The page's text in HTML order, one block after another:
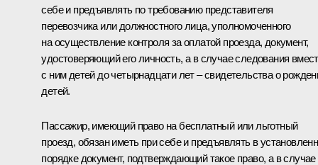
себе и предъявлять по требованию представителя
перевозчика или должностного лица, уполномоченного
на осуществление контроля за оплатой проезда, документ,
удостоверяющий его личность, а в случае следования
с ним детей до четырнадцати лет – свидетельства о
детей.
Пассажир, имеющий право на бесплатный или льготный
проезд, обязан иметь при себе и предъявлять в
порядке документ, подтверждающий такое право, а в случае